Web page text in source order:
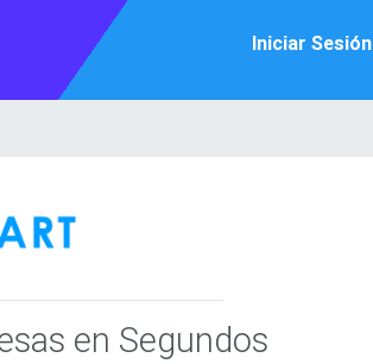
Iniciar Sesión
en Segundos